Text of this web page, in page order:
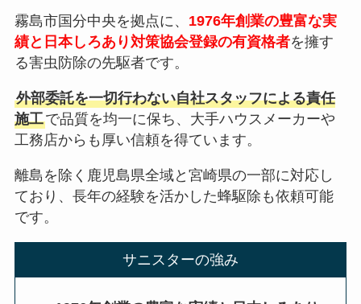
霧島市国分中央を拠点に、 1976年創業の豊富な実
績と日本しろあり対策協会登録の有資格者を擁す
る害虫防除の先駆者です。
外部委託を一切行わない自社スタッフによる責任
施工で品質を均一に保ち、大手ハウスメーカーや
工務店からも厚い信頼を得ています。
離島を除く鹿児島県全域と宮崎県の一部に対応し
ており、長年の経験を活かした蜂駆除も依頼可能
です。
サニスターの強み